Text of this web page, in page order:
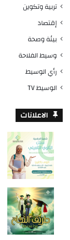
تربية وتكوين
إقتصاد
بيئة وصحة
وسيط الفلاحة
رأي الوسيط
الوسيط TV
الاعلانات